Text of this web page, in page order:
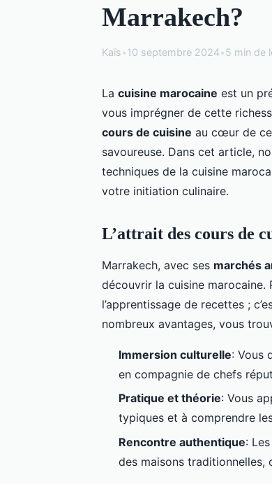
Marrakech?
Kaïs•10 septembre 2024•5 min de
La cuisine marocaine est un
vous imprégner de cette
cours de cuisine au cœur de
savoureuse. Dans cet article,
techniques de la cuisine
votre initiation culinaire.
L’attrait des cours de
Marrakech, avec ses marchés
découvrir la cuisine marocaine.
l’apprentissage de recettes ;
nombreux avantages, vous
Immersion culturelle: Vous
en compagnie de chefs
Pratique et théorie: Vous
typiques et à comprendre
Rencontre authentique:
des maisons traditionnelles,